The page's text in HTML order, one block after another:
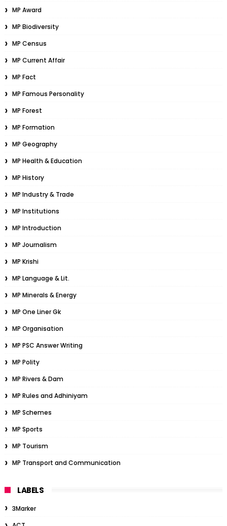
MP Award
MP Biodiversity
MP Census
MP Current Affair
MP Fact
MP Famous Personality
MP Forest
MP Formation
MP Geography
MP Health & Education
MP History
MP Industry & Trade
MP Institutions
MP Introduction
MP Journalism
MP Krishi
MP Language & Lit.
MP Minerals & Energy
MP One Liner Gk
MP Organisation
MP PSC Answer Writing
MP Polity
MP Rivers & Dam
MP Rules and Adhiniyam
MP Schemes
MP Sports
MP Tourism
MP Transport and Communication
LABELS
3Marker